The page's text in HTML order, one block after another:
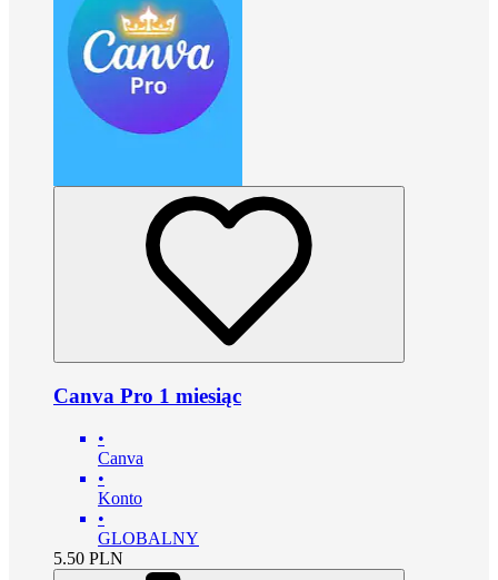
Canva Pro 1 miesiąc
•
Canva
•
Konto
•
GLOBALNY
5.50 PLN